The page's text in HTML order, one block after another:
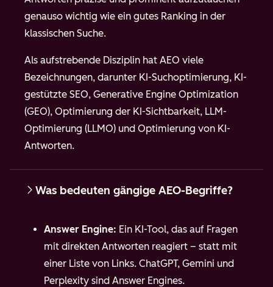
genauso wichtig wie ein gutes Ranking in der
klassischen Suche.
Als aufstrebende Disziplin hat AEO viele
Bezeichnungen, darunter KI-Suchoptimierung, KI-
gestützte SEO, Generative Engine Optimization
(GEO), Optimierung der KI-Sichtbarkeit, LLM-
Optimierung (LLMO) und Optimierung von KI-
Antworten.
Was bedeuten gängige AEO-Begriffe?
Answer Engine: Ein KI-Tool, das auf Fragen
mit direkten Antworten reagiert – statt mit
einer Liste von Links. ChatGPT, Gemini und
Perplexity sind Answer Engines.